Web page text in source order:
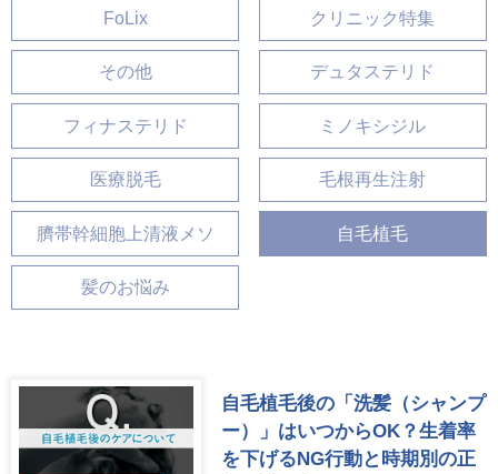
FoLix クリニック特集
その他 デュタステリド
フィナステリド ミノキシジル
医療脱毛 毛根再生注射
臍帯幹細胞上清液メソ 自毛植毛
髪のお悩み
自毛植毛後の「洗髪（シャンプ
ー）」はいつからOK？生着率
を下げるNG行動と時期別の正